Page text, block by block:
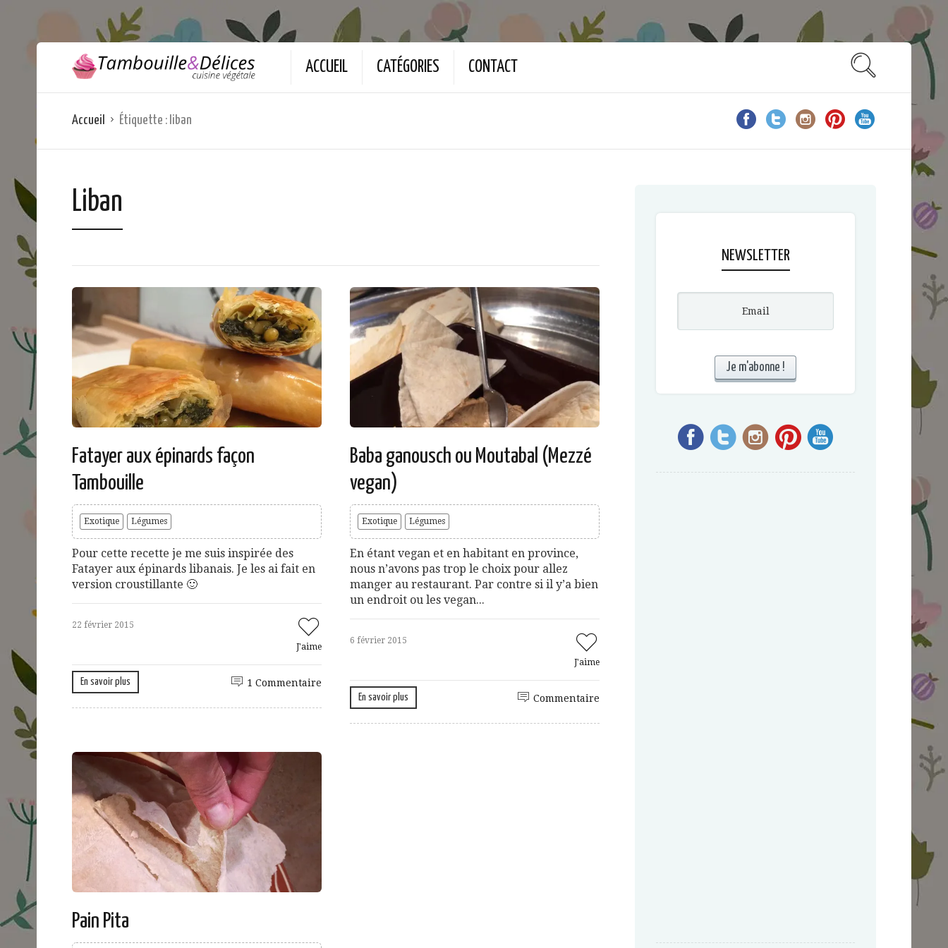
ACCUEIL CATÉGORIES CONTACT
Accueil Étiquette : liban
Liban
Fatayer aux épinards façon
Tambouille
Exotique Légumes
Pour cette recette je me suis inspirée des
Fatayer aux épinards libanais. Je les ai fait en
version croustillante 🙂
22 février 2015
J'aime
En savoir plus 1 Commentaire
Baba ganousch ou Moutabal (Mezzé
vegan)
Exotique Légumes
En étant vegan et en habitant en province,
nous n’avons pas trop le choix pour allez
manger au restaurant. Par contre si il y’a bien
un endroit ou les vegan...
6 février 2015
J'aime
En savoir plus Commentaire
Pain Pita
NEWSLETTER